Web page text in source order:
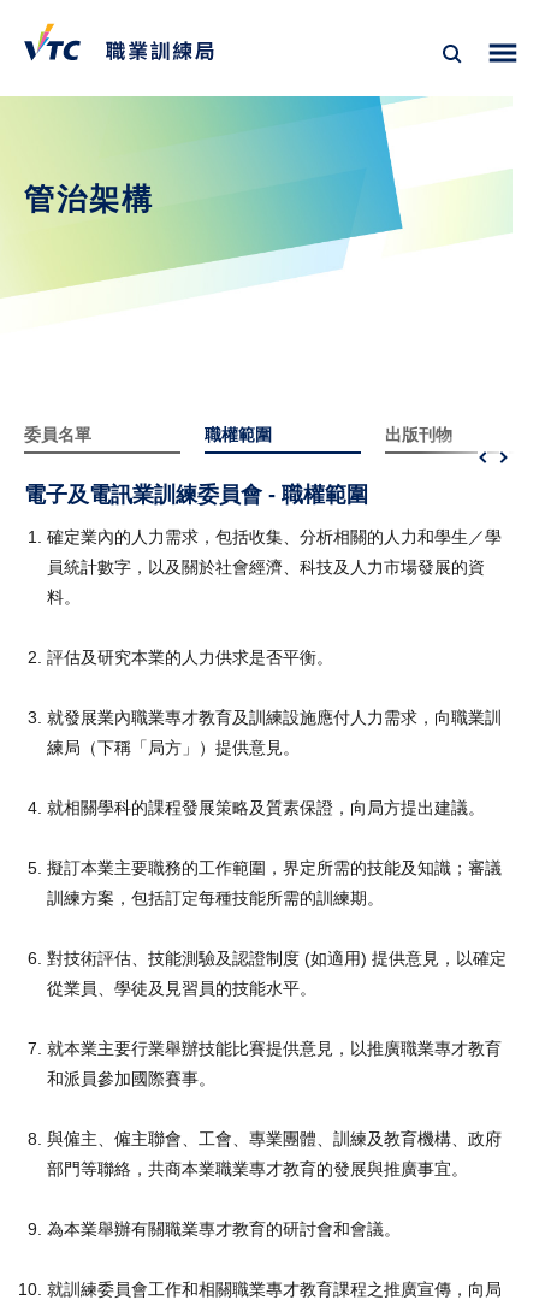
管治架構
委員名單 職權範圍 出版刊物
電子及電訊業訓練委員會 - 職權範圍
確定業內的人力需求，包括收集、分析相關的人力和學生／學
員統計數字，以及關於社會經濟、科技及人力市場發展的資
料。
評估及研究本業的人力供求是否平衡。
就發展業內職業專才教育及訓練設施應付人力需求，向職業訓
練局（下稱「局方」）提供意見。
就相關學科的課程發展策略及質素保證，向局方提出建議。
擬訂本業主要職務的工作範圍，界定所需的技能及知識；審議
訓練方案，包括訂定每種技能所需的訓練期。
對技術評估、技能測驗及認證制度 (如適用) 提供意見，以確定
從業員、學徒及見習員的技能水平。
就本業主要行業舉辦技能比賽提供意見，以推廣職業專才教育
和派員參加國際賽事。
與僱主、僱主聯會、工會、專業團體、訓練及教育機構、政府
部門等聯絡，共商本業職業專才教育的發展與推廣事宜。
為本業舉辦有關職業專才教育的研討會和會議。
就訓練委員會工作和相關職業專才教育課程之推廣宣傳，向局